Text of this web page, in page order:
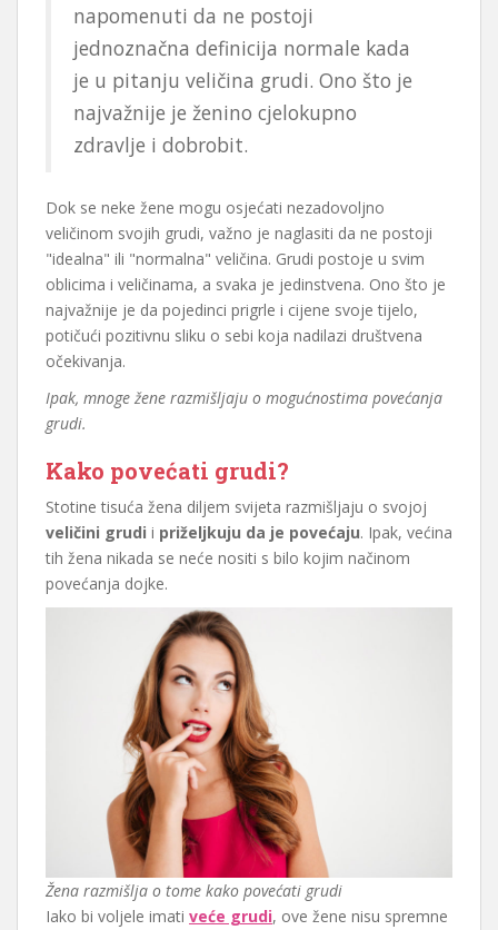
napomenuti da ne postoji
jednoznačna definicija normale kada
je u pitanju veličina grudi. Ono što je
najvažnije je ženino cjelokupno
zdravlje i dobrobit.
Dok se neke žene mogu osjećati nezadovoljno
veličinom svojih grudi, važno je naglasiti da ne postoji
"idealna" ili "normalna" veličina. Grudi postoje u svim
oblicima i veličinama, a svaka je jedinstvena. Ono što je
najvažnije je da pojedinci prigrle i cijene svoje tijelo,
potičući pozitivnu sliku o sebi koja nadilazi društvena
očekivanja.
Ipak, mnoge žene razmišljaju o mogućnostima povećanja
grudi.
Kako povećati grudi?
Stotine tisuća žena diljem svijeta razmišljaju o svojoj
veličini grudi i priželjkuju da je povećaju. Ipak, većina
tih žena nikada se neće nositi s bilo kojim načinom
povećanja dojke.
Žena razmišlja o tome kako povećati grudi
Iako bi voljele imati veće grudi, ove žene nisu spremne